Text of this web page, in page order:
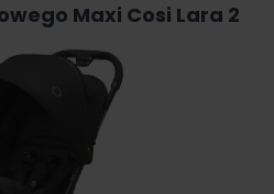
Maxi Cosi Lara 2